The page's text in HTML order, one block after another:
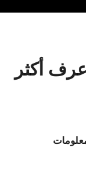
أكثر